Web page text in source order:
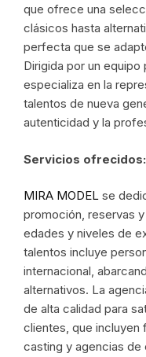
que ofrece una
clásicos hasta
perfecta que se
Dirigida por un
especializa en la
talentos de nueva
autenticidad y la
Servicios ofrecidos:
MIRA MODEL se
promoción, reservas
edades y niveles de
talentos incluye
internacional,
alternativos. La
de alta calidad para
clientes, que
casting y agencias de